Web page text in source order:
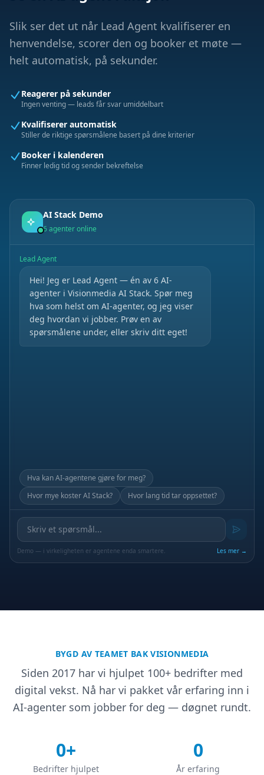
Slik ser det ut når Lead Agent kvalifiserer en
henvendelse, scorer den og booker et møte —
helt automatisk, på sekunder.
Reagerer på sekunder
Ingen venting — leads får svar umiddelbart
Kvalifiserer automatisk
Stiller de riktige spørsmålene basert på dine kriterier
Booker i kalenderen
Finner ledig tid og sender bekreftelse
AI Stack Demo
6 agenter online
Lead Agent
Hei! Jeg er Lead Agent — én av 6 AI-
agenter i Visionmedia AI Stack. Spør meg
hva som helst om AI-agenter, og jeg viser
deg hvordan vi jobber. Prøv en av
spørsmålene under, eller skriv ditt eget!
Hva kan AI-agentene gjøre for meg?
Hvor mye koster AI Stack?
Hvor lang tid tar oppsettet?
Demo — i virkeligheten er agentene enda smartere. Les mer →
BYGD AV TEAMET BAK VISIONMEDIA
Siden 2017 har vi hjulpet 100+ bedrifter med
digital vekst. Nå har vi pakket vår erfaring inn i
AI-agenter som jobber for deg — døgnet rundt.
0+
Bedrifter hjulpet
0
År erfaring